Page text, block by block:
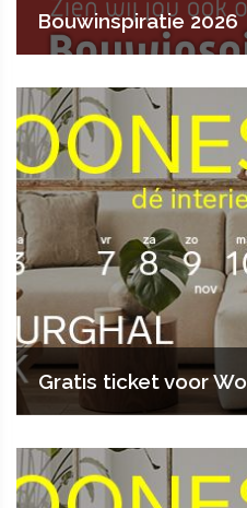
Bouwinspiratie 2026
Gratis ticket voor